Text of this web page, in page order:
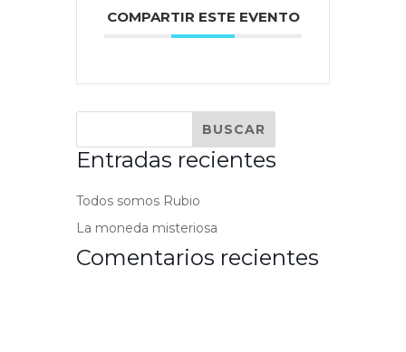
COMPARTIR ESTE EVENTO
Entradas recientes
Todos somos Rubio
La moneda misteriosa
Comentarios recientes